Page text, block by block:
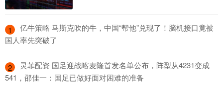
1
​亿牛策略 马斯克吹的牛，中国“帮他”兑现了！脑机接口竟被
国人率先突破了
2
​灵菲配资 国足迎战喀麦隆首发名单公布，阵型从4231变成
541，邵佳一：国足已做好面对困难的准备